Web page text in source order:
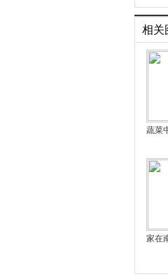
相关
蔬菜
家在